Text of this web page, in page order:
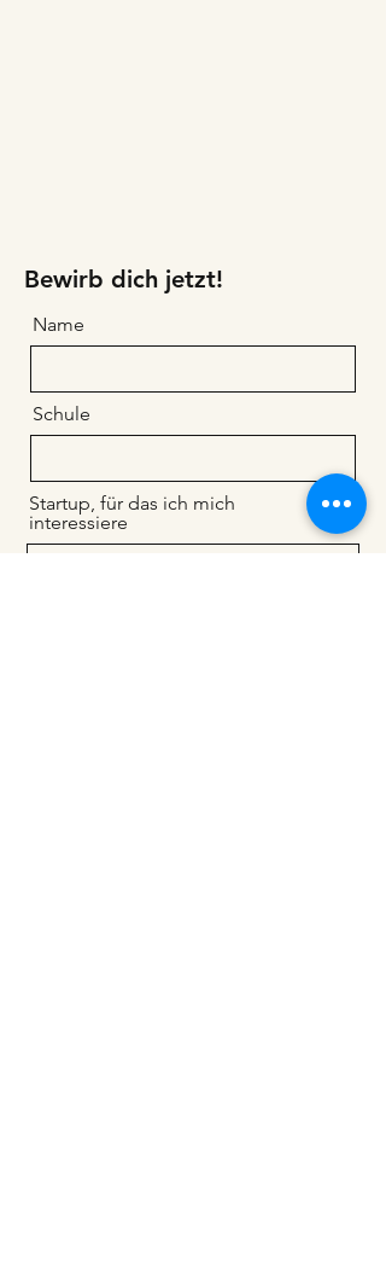
Bewirb dich jetzt!
Name
Schule
Startup, für das ich mich
interessiere